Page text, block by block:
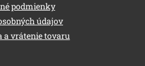
podmienky
údajov
a vrátenie tovaru